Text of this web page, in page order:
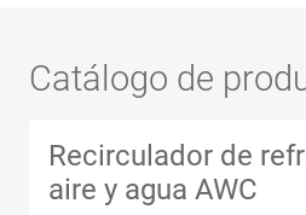
Catálogo de
Recirculador de
aire y agua AWC